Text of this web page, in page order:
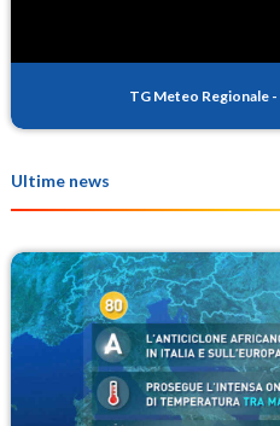
TG Meteo Regionale -
Ultime news